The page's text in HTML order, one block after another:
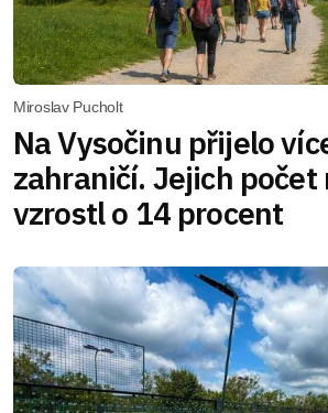
Miroslav Pucholt
Na Vysočinu přijelo
zahraničí. Jejich počet
vzrostl o 14 procent